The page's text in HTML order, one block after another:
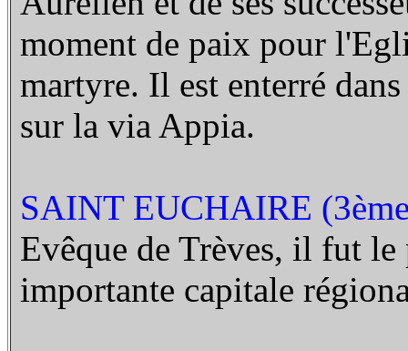
moment de paix pour
martyre. Il est enterré
sur la via Appia.
SAINT EUCHAIRE
Evêque de Trèves, il fut le
importante capitale